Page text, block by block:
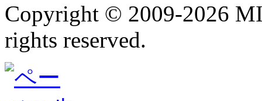
Copyright © 2009-2026
rights reserved.